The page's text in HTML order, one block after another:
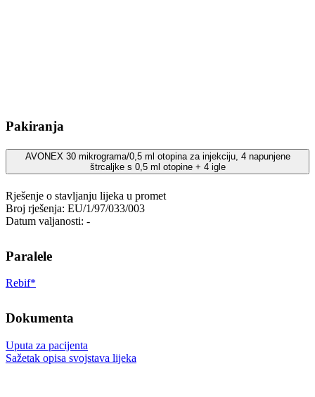
Pakiranja
AVONEX 30 mikrograma/0,5 ml otopina za injekciju, 4 napunjene
štrcaljke s 0,5 ml otopine + 4 igle
Rješenje o stavljanju lijeka u promet
Broj rješenja: EU/1/97/033/003
Datum valjanosti: -
Paralele
Rebif*
Dokumenta
Uputa za pacijenta
Sažetak opisa svojstava lijeka